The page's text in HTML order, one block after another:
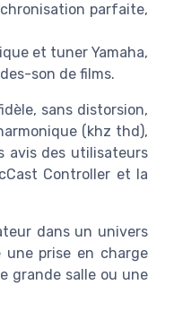
parfaite,
et tuner Yamaha,
son de films.
sans distorsion,
(khz thd),
avis des utilisateurs
Controller et la
dans un univers
une prise en charge
grande salle ou une